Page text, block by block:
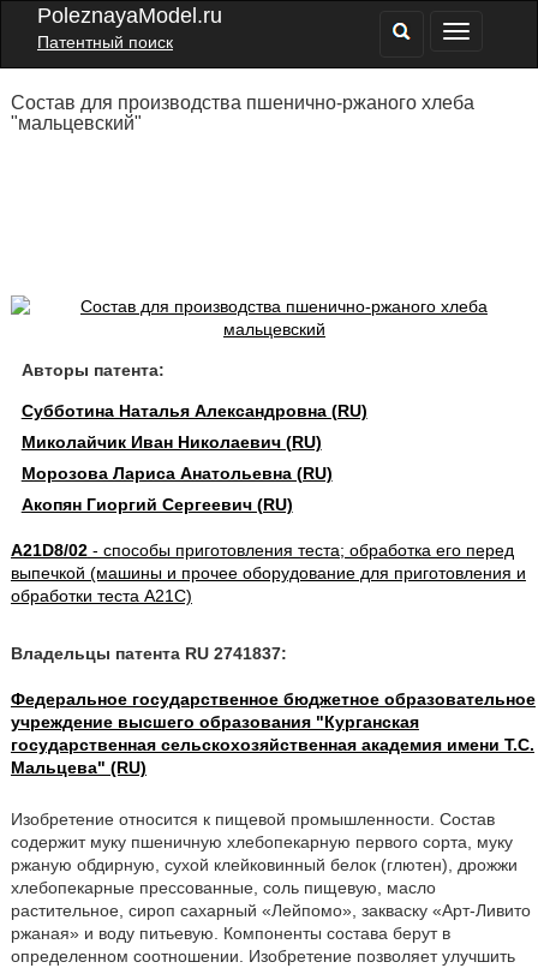
PoleznayaModel.ru
Патентный поиск
Состав для производства пшенично-ржаного хлеба
"мальцевский"
Авторы патента:
Субботина Наталья Александровна (RU)
Миколайчик Иван Николаевич (RU)
Морозова Лариса Анатольевна (RU)
Акопян Гиоргий Сергеевич (RU)
A21D8/02- способы приготовления теста; обработка его перед
выпечкой (машины и прочее оборудование для приготовления и
обработки теста A21C)
Владельцы патента RU 2741837:
Федеральное государственное бюджетное образовательное
учреждение высшего образования "Курганская
государственная сельскохозяйственная академия имени Т.С.
Мальцева" (RU)
Изобретение относится к пищевой промышленности. Состав
содержит муку пшеничную хлебопекарную первого сорта, муку
ржаную обдирную, сухой клейковинный белок (глютен), дрожжи
хлебопекарные прессованные, соль пищевую, масло
растительное, сироп сахарный «Лейпомо», закваску «Арт-Ливито
ржаная» и воду питьевую. Компоненты состава берут в
определенном соотношении. Изобретение позволяет улучшить